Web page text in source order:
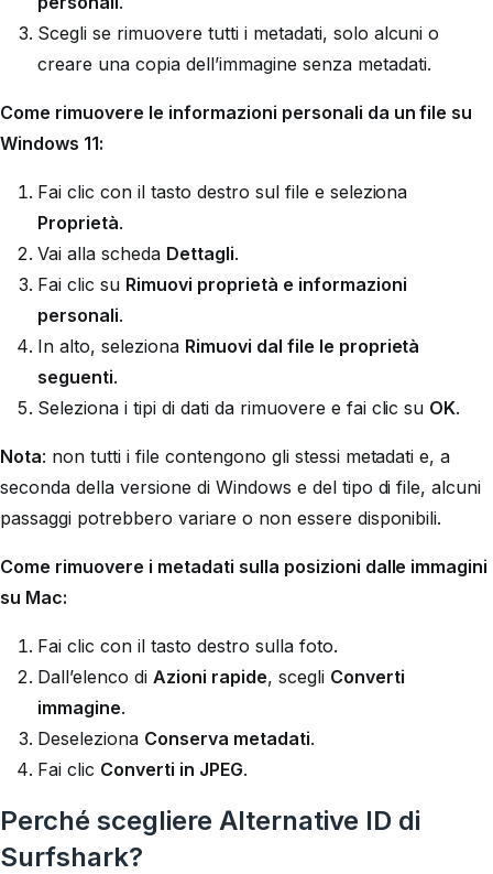
Scegli se rimuovere tutti i metadati, solo alcuni o
creare una copia dell’immagine senza metadati.
Come rimuovere le informazioni personali da un file su
Windows 11:
Fai clic con il tasto destro sul file e seleziona
Proprietà.
Vai alla scheda Dettagli.
Fai clic su Rimuovi proprietà e informazioni
personali.
In alto, seleziona Rimuovi dal file le proprietà
seguenti.
Seleziona i tipi di dati da rimuovere e fai clic su OK.
Nota: non tutti i file contengono gli stessi metadati e, a
seconda della versione di Windows e del tipo di file, alcuni
passaggi potrebbero variare o non essere disponibili.
Come rimuovere i metadati sulla posizioni dalle immagini
su Mac:
Fai clic con il tasto destro sulla foto.
Dall’elenco di Azioni rapide, scegli Converti
immagine.
Deseleziona Conserva metadati.
Fai clic Converti in JPEG.
Perché scegliere Alternative ID di
Surfshark?